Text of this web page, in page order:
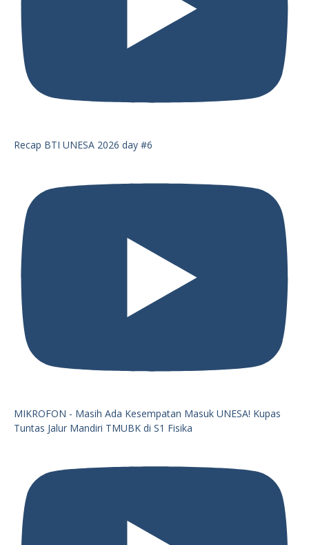
Recap BTI UNESA 2026 day #6
MIKROFON - Masih Ada Kesempatan Masuk UNESA! Kupas
Tuntas Jalur Mandiri TMUBK di S1 Fisika